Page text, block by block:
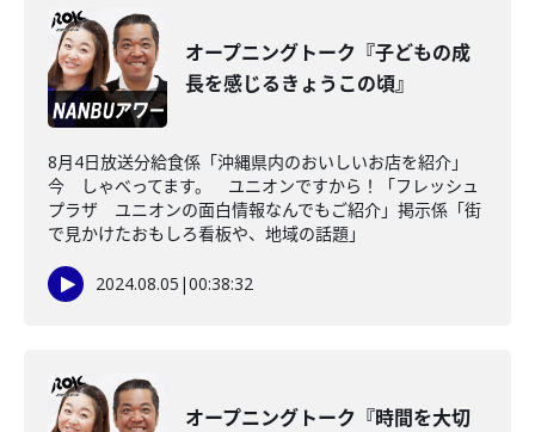
オープニングトーク『子どもの成
長を感じるきょうこの頃』
8月4日放送分給食係「沖縄県内のおいしいお店を紹介」
今 しゃべってます。 ユニオンですから！「フレッシュ
プラザ ユニオンの面白情報なんでもご紹介」掲示係「街
で見かけたおもしろ看板や、地域の話題」
2024.08.05 |00:38:32
オープニングトーク『時間を大切